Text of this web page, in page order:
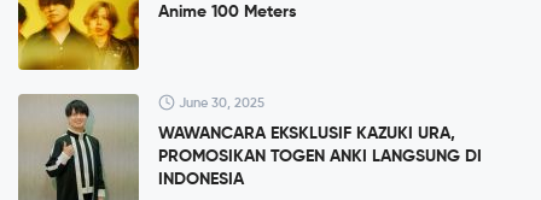
Anime 100 Meters
June 30, 2025
WAWANCARA EKSKLUSIF KAZUKI URA,
PROMOSIKAN TOGEN ANKI LANGSUNG DI
INDONESIA